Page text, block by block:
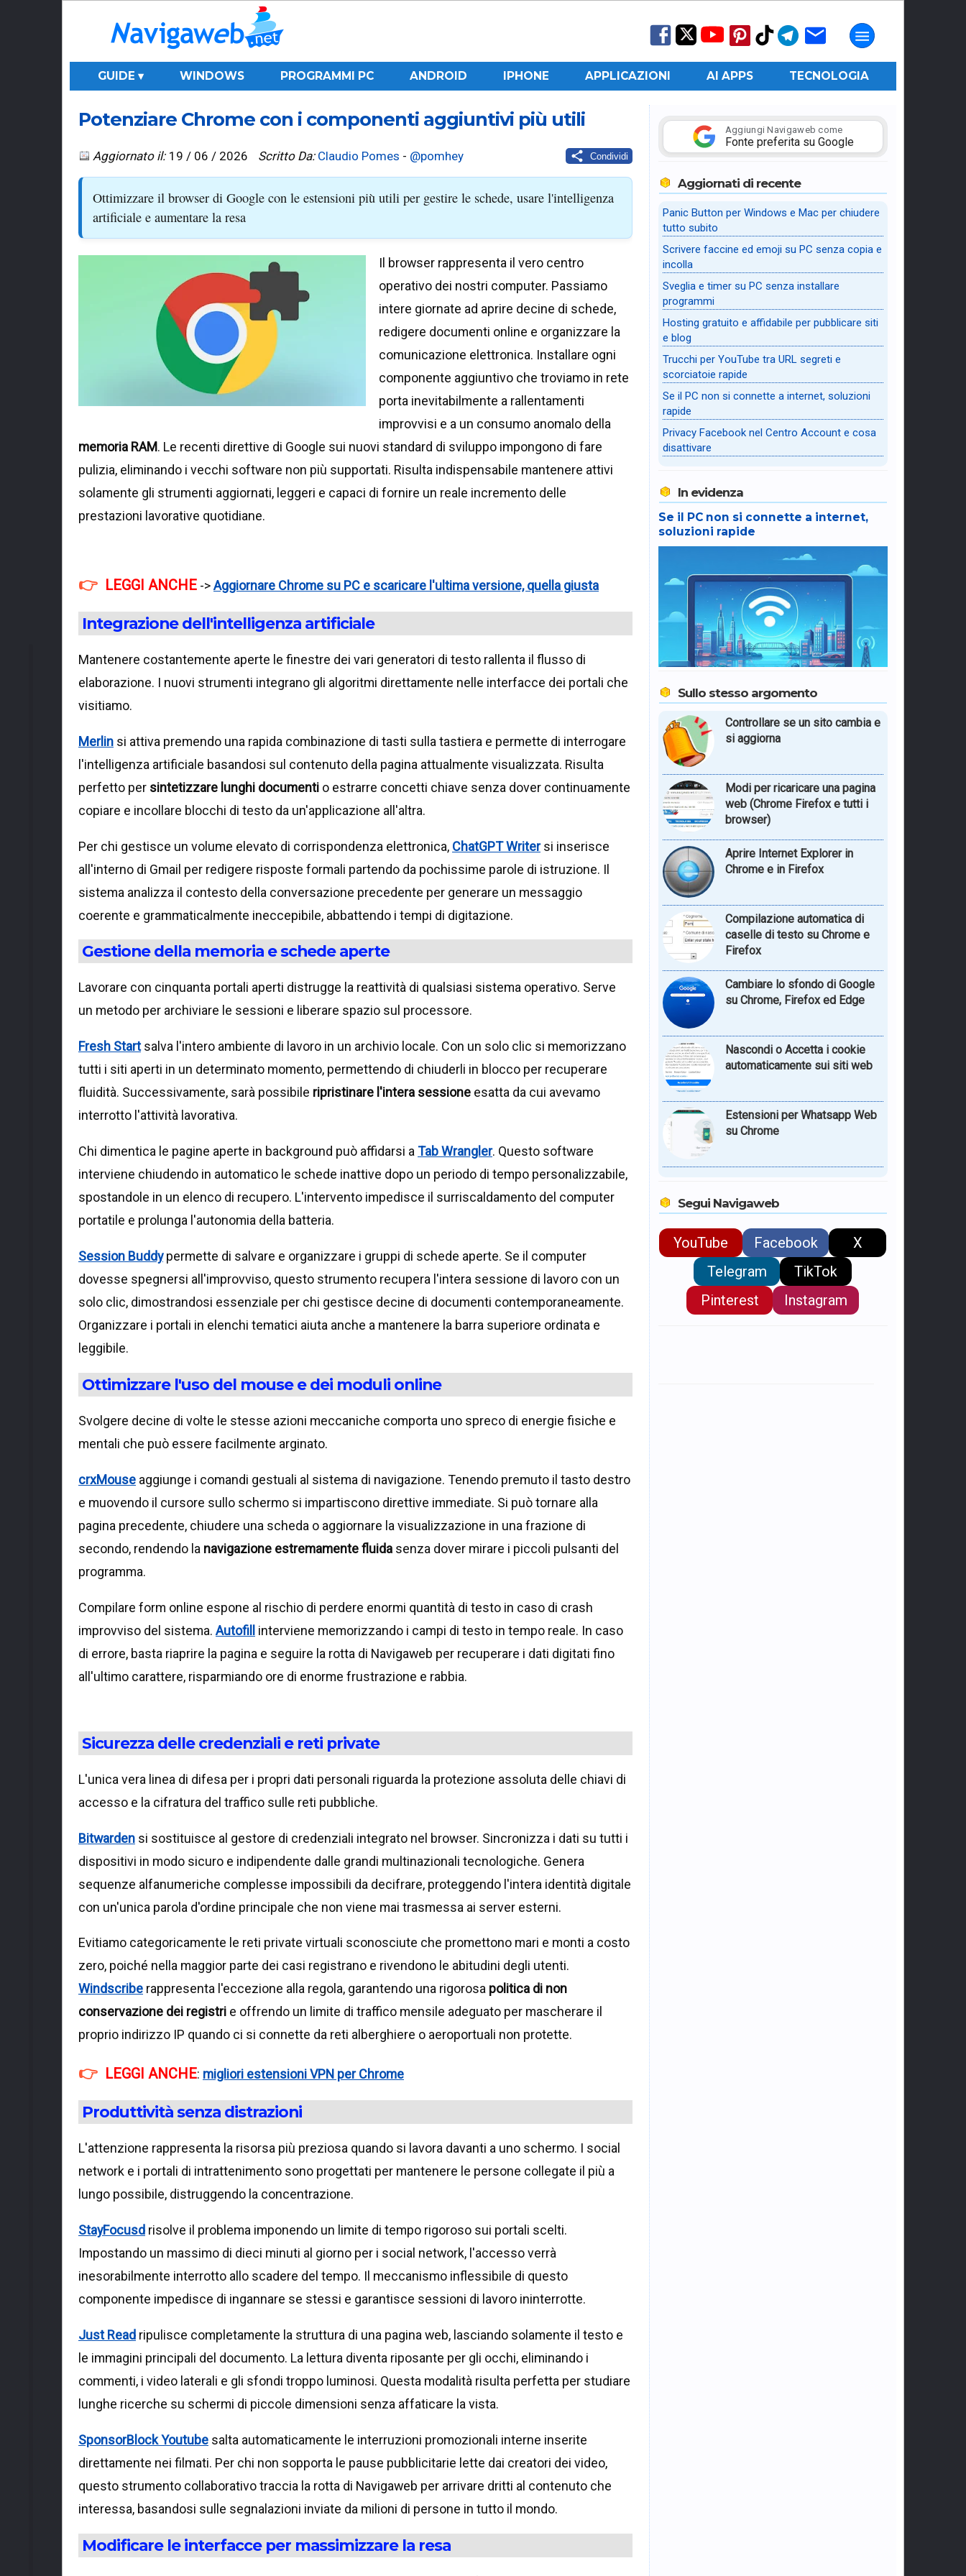
GUIDE ▾ WINDOWS PROGRAMMI PC ANDROID IPHONE APPLICAZIONI AI APPS TECNOLOGIA
Potenziare Chrome con i componenti aggiuntivi più utili
Condividi
Aggiornato il: 19 / 06 / 2026 Scritto Da: Claudio Pomes - @pomhey
Ottimizzare il browser di Google con le estensioni più utili per gestire le schede, usare l'intelligenza
artificiale e aumentare la resa
Il browser rappresenta il vero centro
operativo dei nostri computer. Passiamo
intere giornate ad aprire decine di schede,
redigere documenti online e organizzare la
comunicazione elettronica. Installare ogni
componente aggiuntivo che troviamo in rete
porta inevitabilmente a rallentamenti
improvvisi e a un consumo anomalo della
memoria RAM. Le recenti direttive di Google sui nuovi standard di sviluppo impongono di fare
pulizia, eliminando i vecchi software non più supportati. Risulta indispensabile mantenere attivi
solamente gli strumenti aggiornati, leggeri e capaci di fornire un reale incremento delle
prestazioni lavorative quotidiane.
LEGGI ANCHE ->Aggiornare Chrome su PC e scaricare l'ultima versione, quella giusta
Integrazione dell'intelligenza artificiale
Mantenere costantemente aperte le finestre dei vari generatori di testo rallenta il flusso di
elaborazione. I nuovi strumenti integrano gli algoritmi direttamente nelle interfacce dei portali che
visitiamo.
Merlin si attiva premendo una rapida combinazione di tasti sulla tastiera e permette di interrogare
l'intelligenza artificiale basandosi sul contenuto della pagina attualmente visualizzata. Risulta
perfetto per sintetizzare lunghi documenti o estrarre concetti chiave senza dover continuamente
copiare e incollare blocchi di testo da un'applicazione all'altra.
Per chi gestisce un volume elevato di corrispondenza elettronica, ChatGPT Writersi inserisce
all'interno di Gmail per redigere risposte formali partendo da pochissime parole di istruzione. Il
sistema analizza il contesto della conversazione precedente per generare un messaggio
coerente e grammaticalmente ineccepibile, abbattendo i tempi di digitazione.
Gestione della memoria e schede aperte
Lavorare con cinquanta portali aperti distrugge la reattività di qualsiasi sistema operativo. Serve
un metodo per archiviare le sessioni e liberare spazio sul processore.
Fresh Startsalva l'intero ambiente di lavoro in un archivio locale. Con un solo clic si memorizzano
tutti i siti aperti in un determinato momento, permettendo di chiuderli in blocco per recuperare
fluidità. Successivamente, sarà possibile ripristinare l'intera sessione esatta da cui avevamo
interrotto l'attività lavorativa.
Chi dimentica le pagine aperte in background può affidarsi a Tab Wrangler. Questo software
interviene chiudendo in automatico le schede inattive dopo un periodo di tempo personalizzabile,
spostandole in un elenco di recupero. L'intervento impedisce il surriscaldamento del computer
portatile e prolunga l'autonomia della batteria.
Session Buddypermette di salvare e organizzare i gruppi di schede aperte. Se il computer
dovesse spegnersi all'improvviso, questo strumento recupera l'intera sessione di lavoro con un
solo clic, dimostrandosi essenziale per chi gestisce decine di documenti contemporaneamente.
Organizzare i portali in elenchi tematici aiuta anche a mantenere la barra superiore ordinata e
leggibile.
Ottimizzare l'uso del mouse e dei moduli online
Svolgere decine di volte le stesse azioni meccaniche comporta uno spreco di energie fisiche e
mentali che può essere facilmente arginato.
crxMouse aggiunge i comandi gestuali al sistema di navigazione. Tenendo premuto il tasto destro
e muovendo il cursore sullo schermo si impartiscono direttive immediate. Si può tornare alla
pagina precedente, chiudere una scheda o aggiornare la visualizzazione in una frazione di
secondo, rendendo la navigazione estremamente fluida senza dover mirare i piccoli pulsanti del
programma.
Compilare form online espone al rischio di perdere enormi quantità di testo in caso di crash
improvviso del sistema. Autofill interviene memorizzando i campi di testo in tempo reale. In caso
di errore, basta riaprire la pagina e seguire la rotta di Navigaweb per recuperare i dati digitati fino
all'ultimo carattere, risparmiando ore di enorme frustrazione e rabbia.
Sicurezza delle credenziali e reti private
L'unica vera linea di difesa per i propri dati personali riguarda la protezione assoluta delle chiavi di
accesso e la cifratura del traffico sulle reti pubbliche.
Bitwarden si sostituisce al gestore di credenziali integrato nel browser. Sincronizza i dati su tutti i
dispositivi in modo sicuro e indipendente dalle grandi multinazionali tecnologiche. Genera
sequenze alfanumeriche complesse impossibili da decifrare, proteggendo l'intera identità digitale
con un'unica parola d'ordine principale che non viene mai trasmessa ai server esterni.
Evitiamo categoricamente le reti private virtuali sconosciute che promettono mari e monti a costo
zero, poiché nella maggior parte dei casi registrano e rivendono le abitudini degli utenti.
Windscribe rappresenta l'eccezione alla regola, garantendo una rigorosa politica di non
conservazione dei registri e offrendo un limite di traffico mensile adeguato per mascherare il
proprio indirizzo IP quando ci si connette da reti alberghiere o aeroportuali non protette.
LEGGI ANCHE: migliori estensioni VPN per Chrome
Produttività senza distrazioni
L'attenzione rappresenta la risorsa più preziosa quando si lavora davanti a uno schermo. I social
network e i portali di intrattenimento sono progettati per mantenere le persone collegate il più a
lungo possibile, distruggendo la concentrazione.
StayFocusd risolve il problema imponendo un limite di tempo rigoroso sui portali scelti.
Impostando un massimo di dieci minuti al giorno per i social network, l'accesso verrà
inesorabilmente interrotto allo scadere del tempo. Il meccanismo inflessibile di questo
componente impedisce di ingannare se stessi e garantisce sessioni di lavoro ininterrotte.
Just Read ripulisce completamente la struttura di una pagina web, lasciando solamente il testo e
le immagini principali del documento. La lettura diventa riposante per gli occhi, eliminando i
commenti, i video laterali e gli sfondi troppo luminosi. Questa modalità risulta perfetta per studiare
lunghe ricerche su schermi di piccole dimensioni senza affaticare la vista.
SponsorBlock Youtube salta automaticamente le interruzioni promozionali interne inserite
direttamente nei filmati. Per chi non sopporta le pause pubblicitarie lette dai creatori dei video,
questo strumento collaborativo traccia la rotta di Navigaweb per arrivare dritti al contenuto che
interessa, basandosi sulle segnalazioni inviate da milioni di persone in tutto il mondo.
Modificare le interfacce per massimizzare la resa
Aggiungi Navigaweb come
Fonte preferita su Google
Aggiornati di recente
Panic Button per Windows e Mac per chiudere
tutto subito
Scrivere faccine ed emoji su PC senza copia e
incolla
Sveglia e timer su PC senza installare
programmi
Hosting gratuito e affidabile per pubblicare siti
e blog
Trucchi per YouTube tra URL segreti e
scorciatoie rapide
Se il PC non si connette a internet, soluzioni
rapide
Privacy Facebook nel Centro Account e cosa
disattivare
In evidenza
Se il PC non si connette a internet,
soluzioni rapide
Sullo stesso argomento
Controllare se un sito cambia e
si aggiorna
Modi per ricaricare una pagina
web (Chrome Firefox e tutti i
browser)
Aprire Internet Explorer in
Chrome e in Firefox
Compilazione automatica di
caselle di testo su Chrome e
Firefox
Cambiare lo sfondo di Google
su Chrome, Firefox ed Edge
Nascondi o Accetta i cookie
automaticamente sui siti web
Estensioni per Whatsapp Web
su Chrome
Segui Navigaweb
YouTube Facebook
X
Telegram
TikTok
Pinterest
Instagram